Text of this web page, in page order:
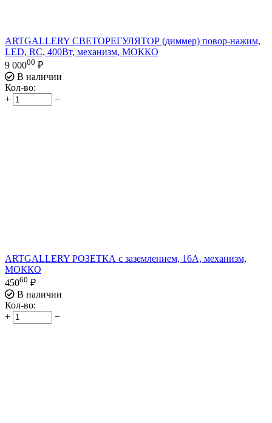
ARTGALLERY СВЕТОРЕГУЛЯТОР (диммер) повор-нажим,
LED, RC, 400Вт, механизм, МОККО
9 00000 ₽
В наличии
Кол-во:
+
−
ARTGALLERY РОЗЕТКА с заземлением, 16А, механизм,
МОККО
45060 ₽
В наличии
Кол-во:
+
−